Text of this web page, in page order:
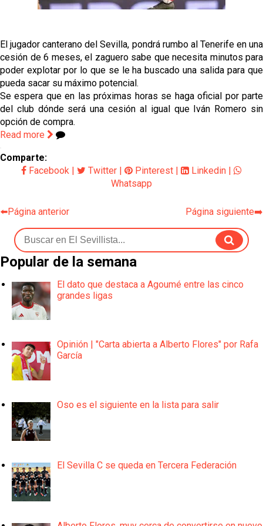
fichajes
García
El Sevilla oficializa el traspaso de Sow
Miguel Sierra: La temporada pasada se vio
reflejado que podemos tirar para delante y
trabajamos con ilusión
Diomande ya es madridista mientras Rodri agita el
mercado
El jugador canterano del Sevilla, pondrá rumbo al Tenerife en una
cesión de 6 meses, el zaguero sabe que necesita minutos para
poder explotar por lo que se le ha buscado una salida para que
pueda sacar su máximo potencial.
Se espera que en las próximas horas se haga oficial por parte
del club dónde será una cesión al igual que Iván Romero sin
opción de compra.
Read more
Comparte:
Facebook
Twitter Pinterest Linkedin
Whatsapp
⬅️Página anterior Página siguiente➡️
Popular de la semana
El dato que destaca a Agoumé entre las cinco
grandes ligas
Opinión | "Carta abierta a Alberto Flores" por Rafa
García
Oso es el siguiente en la lista para salir
El Sevilla C se queda en Tercera Federación